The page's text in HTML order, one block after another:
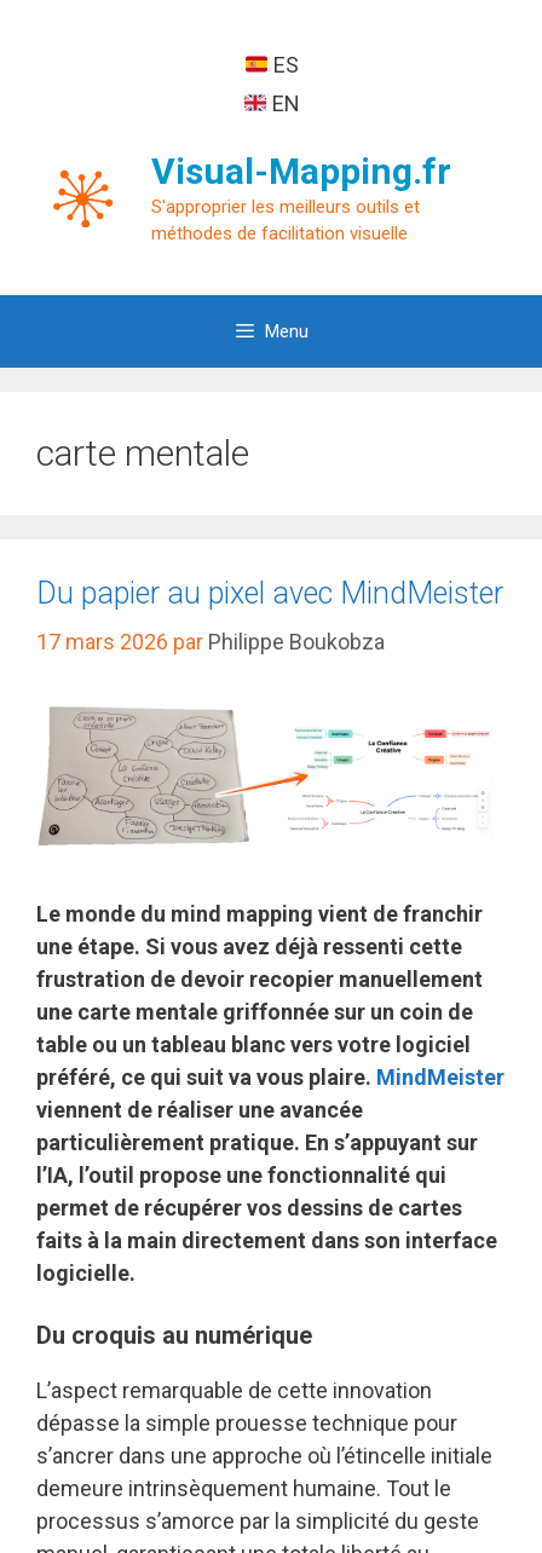
ES
EN
Visual-Mapping.fr
S'approprier les meilleurs outils et
méthodes de facilitation visuelle
Menu
carte mentale
Du papier au pixel avec MindMeister
17 mars 2026 par Philippe Boukobza
Le monde du mind mapping vient de franchir
une étape. Si vous avez déjà ressenti cette
frustration de devoir recopier manuellement
une carte mentale griffonnée sur un coin de
table ou un tableau blanc vers votre logiciel
préféré, ce qui suit va vous plaire. MindMeister
viennent de réaliser une avancée
particulièrement pratique. En s’appuyant sur
l’IA, l’outil propose une fonctionnalité qui
permet de récupérer vos dessins de cartes
faits à la main directement dans son interface
logicielle.
Du croquis au numérique
L’aspect remarquable de cette innovation
dépasse la simple prouesse technique pour
s’ancrer dans une approche où l’étincelle initiale
demeure intrinsèquement humaine. Tout le
processus s’amorce par la simplicité du geste